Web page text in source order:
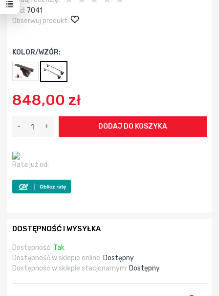
Kod: 7041
Obserwuj produkt:
KOLOR/WZÓR:
848,00 zł
- + DODAJ DO KOSZYKA
Rata już od:
DOSTĘPNOŚĆ I WYSYŁKA
Dostępność: Tak
Dostępność w sklepie online: Dostępny
Dostępność w sklepie stacjonarnym: Dostępny